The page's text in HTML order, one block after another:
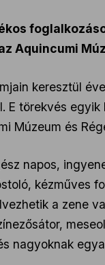
Aquincumi
keresztül
E törekvés
Múzeum és
napos,
kézműves
a zene
nagyoknak